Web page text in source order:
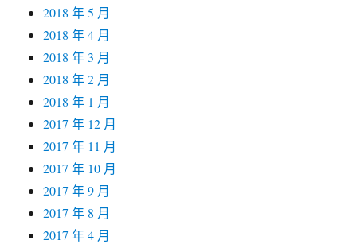
2018 年 5 月
2018 年 4 月
2018 年 3 月
2018 年 2 月
2018 年 1 月
2017 年 12 月
2017 年 11 月
2017 年 10 月
2017 年 9 月
2017 年 8 月
2017 年 4 月